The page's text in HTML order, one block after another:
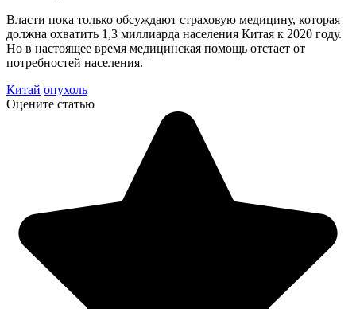
Власти пока только обсуждают страховую медицину, которая
должна охватить 1,3 миллиарда населения Китая к 2020 году.
Но в настоящее время медицинская помощь отстает от
потребностей населения.
Китай опухоль
Оцените статью